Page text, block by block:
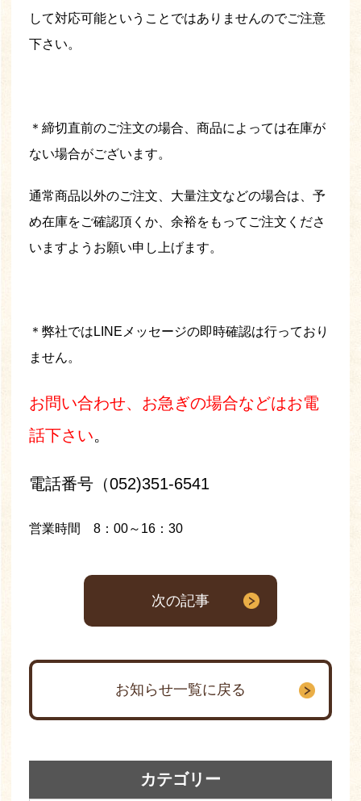
して対応可能ということではありませんのでご注意
下さい。
＊締切直前のご注文の場合、商品によっては在庫が
ない場合がございます。
通常商品以外のご注文、大量注文などの場合は、予
め在庫をご確認頂くか、余裕をもってご注文くださ
いますようお願い申し上げます。
＊弊社ではLINEメッセージの即時確認は行っており
ません。
お問い合わせ、お急ぎの場合などはお電
話下さい。
電話番号（052)351-6541
営業時間 8：00～16：30
次の記事
お知らせ一覧に戻る
カテゴリー